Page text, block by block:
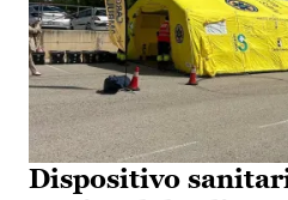
Dispositivo